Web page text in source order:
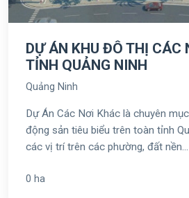
DỰ ÁN KHU ĐÔ THỊ CÁC
TỈNH QUẢNG NINH
Quảng Ninh
Dự Án Các Nơi Khác là chuyên
động sản tiêu biểu trên toàn tỉnh
các vị trí trên các phường, đất nền...
0 ha